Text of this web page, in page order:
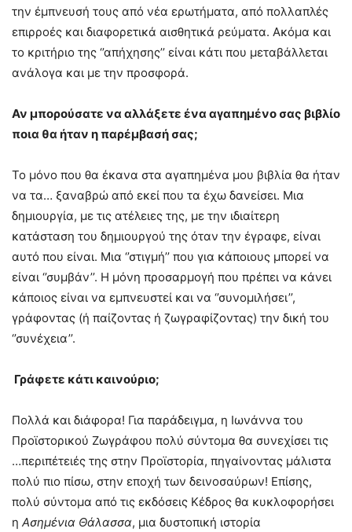
την έμπνευσή τους από νέα ερωτήματα, από πολλαπλές
επιρροές και διαφορετικά αισθητικά ρεύματα. Ακόμα και
το κριτήριο της ‘’απήχησης’’ είναι κάτι που μεταβάλλεται
ανάλογα και με την προσφορά.
Αν μπορούσατε να αλλάξετε ένα αγαπημένο σας βιβλίο
ποια θα ήταν η παρέμβασή σας;
Το μόνο που θα έκανα στα αγαπημένα μου βιβλία θα ήταν
να τα… ξαναβρώ από εκεί που τα έχω δανείσει. Μια
δημιουργία, με τις ατέλειες της, με την ιδιαίτερη
κατάσταση του δημιουργού της όταν την έγραφε, είναι
αυτό που είναι. Μια ‘’στιγμή’’ που για κάποιους μπορεί να
είναι ‘’συμβάν’’. Η μόνη προσαρμογή που πρέπει να κάνει
κάποιος είναι να εμπνευστεί και να ‘’συνομιλήσει’’,
γράφοντας (ή παίζοντας ή ζωγραφίζοντας) την δική του
‘’συνέχεια’’.
Γράφετε κάτι καινούριο;
Πολλά και διάφορα! Για παράδειγμα, η Ιωνάννα του
Προϊστορικού Ζωγράφου πολύ σύντομα θα συνεχίσει τις
…περιπέτειές της στην Προϊστορία, πηγαίνοντας μάλιστα
πολύ πιο πίσω, στην εποχή των δεινοσαύρων! Επίσης,
πολύ σύντομα από τις εκδόσεις Κέδρος θα κυκλοφορήσει
η Ασημένια Θάλασσα, μια δυστοπική ιστορία